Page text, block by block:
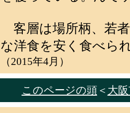
客層は場所柄、若
な洋食を安く食べら
（2015年4月）
このページの頭＜ 大